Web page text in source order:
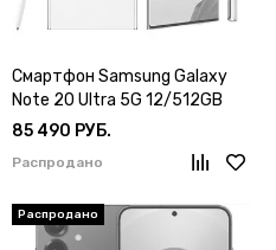
Смартфон Samsung Galaxy
Note 20 Ultra 5G 12/512GB
Ростест
85 490 РУБ.
Распродано